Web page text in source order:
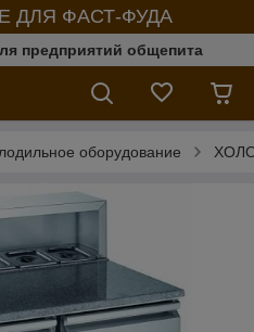
ДЛЯ ФАСТ-ФУДА
предприятий общепита
оборудование